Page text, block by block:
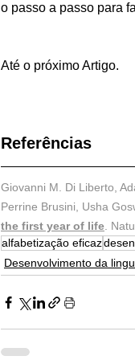
o passo a passo para
Até o próximo Artigo.
Referências
Giovanni M. Di Liberto,
Perrine Brusini, Usha
the first year of life.
alfabetização eficaz
Desenvolvimento da